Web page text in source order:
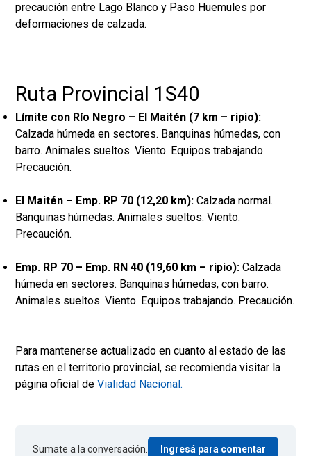
precaución entre Lago Blanco y Paso Huemules por
deformaciones de calzada.
Ruta Provincial 1S40
Límite con Río Negro – El Maitén (7 km – ripio):
Calzada húmeda en sectores. Banquinas húmedas, con
barro. Animales sueltos. Viento. Equipos trabajando.
Precaución.
El Maitén – Emp. RP 70 (12,20 km): Calzada normal.
Banquinas húmedas. Animales sueltos. Viento.
Precaución.
Emp. RP 70 – Emp. RN 40 (19,60 km – ripio): Calzada
húmeda en sectores. Banquinas húmedas, con barro.
Animales sueltos. Viento. Equipos trabajando. Precaución.
Para mantenerse actualizado en cuanto al estado de las
rutas en el territorio provincial, se recomienda visitar la
página oficial de Vialidad Nacional.
Sumate a la conversación. Ingresá para comentar